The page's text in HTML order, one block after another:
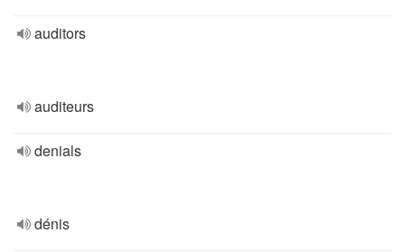
auditors
auditeurs
denials
dénis